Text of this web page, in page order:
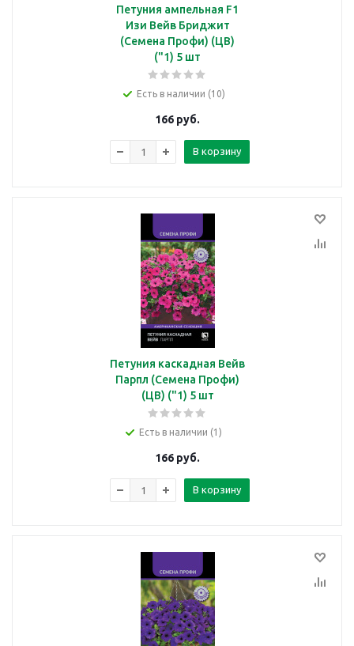
Петуния ампельная F1
Изи Вейв Бриджит
(Семена Профи) (ЦВ)
("1) 5 шт
Есть в наличии (10)
166 руб.
В корзину
Петуния каскадная Вейв
Парпл (Семена Профи)
(ЦВ) ("1) 5 шт
Есть в наличии (1)
166 руб.
В корзину